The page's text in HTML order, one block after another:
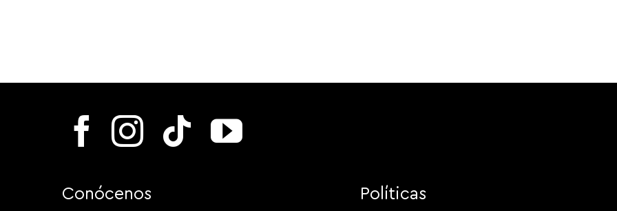
Conócenos Políticas